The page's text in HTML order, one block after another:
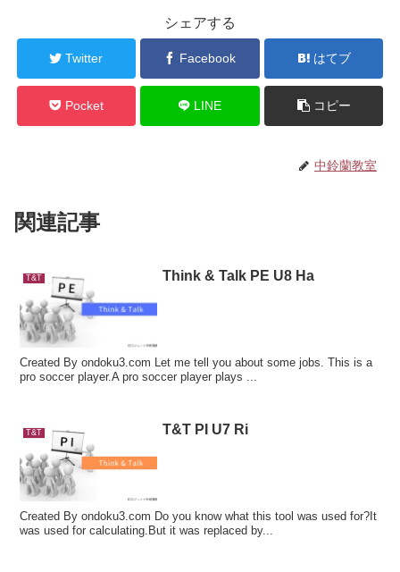
シェアする
Twitter Facebook はてブ
Pocket LINE コピー
中鈴蘭教室
関連記事
T&T Think & Talk PE U8 Ha
Created By ondoku3.com Let me tell you about some jobs. This is a
pro soccer player.A pro soccer player plays ...
T&T T&T PI U7 Ri
Created By ondoku3.com Do you know what this tool was used for?It
was used for calculating.But it was replaced by...